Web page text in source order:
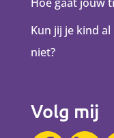
Kun jij je kind
niet?
Volg mij